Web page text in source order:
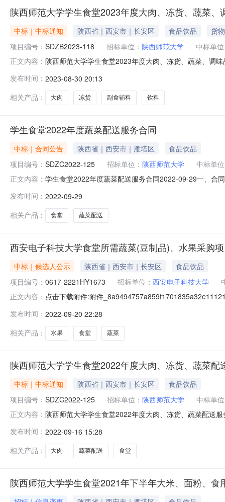
陕西师范大学学生食堂2023年度大肉、冻货、蔬菜
中标｜中标通知 陕西省｜西安市｜长安区 食品饮品
货物
项目编号： SDZB2023-118 招标单位： 陕西师范大学
中标单
正文内容： 陕西师范大学学生食堂2023年度大肉、冻货、蔬菜、调
商地址：陕西省西安市雁塔区西安电子科技大学（北校
地址：
发布时间： 2023-08-30 20:13
相关产品：
大肉 冻货 副食辅料 饮料
学生食堂2022年度蔬菜配送服务合同
中标｜合同公告 陕西省｜西安市｜雁塔区
食品饮品
项目编号： SDZC2022-125 招标单位： 陕西师范大学
中标单
正文内容： 学生食堂2022年度蔬菜配送服务合同2022-09-29一、合
85319925供应商（乙方）：陕西朱雀实业集团有限公司
见
发布时间： 2022-09-29
相关产品：
食堂 蔬菜配送
西安电子科技大学食堂所需蔬菜(豆制品)、水果采购
中标｜候选人公示 陕西省｜西安市｜长安区
食品饮品
项目编号： 0617-2221HY1673 招标单位： 西安电子科技大学
正文内容： 点击下载附件:附件
候选人基本情况中标候选人第1名：陕西朱雀实业集团有
发布时间： 2022-09-20 22:28
相关产品：
水果 食堂 蔬菜
陕西师范大学学生食堂2022年度大肉、冻货、蔬菜
中标｜中标通知 陕西省｜西安市｜长安区
食品饮品
项目编号： SDZC2022-125 招标单位： 陕西师范大学
中标单
正文内容： 陕西师范大学学生食堂2022年度大肉、冻货、蔬菜配送
标人西安煦春商贸有限公司放弃本项目中标资格，经采
如下：03包中标人名
发布时间： 2022-09-16 15:28
相关产品：
大肉 蔬菜配送 食堂
陕西师范大学学生食堂2021年下半年大米、面粉、